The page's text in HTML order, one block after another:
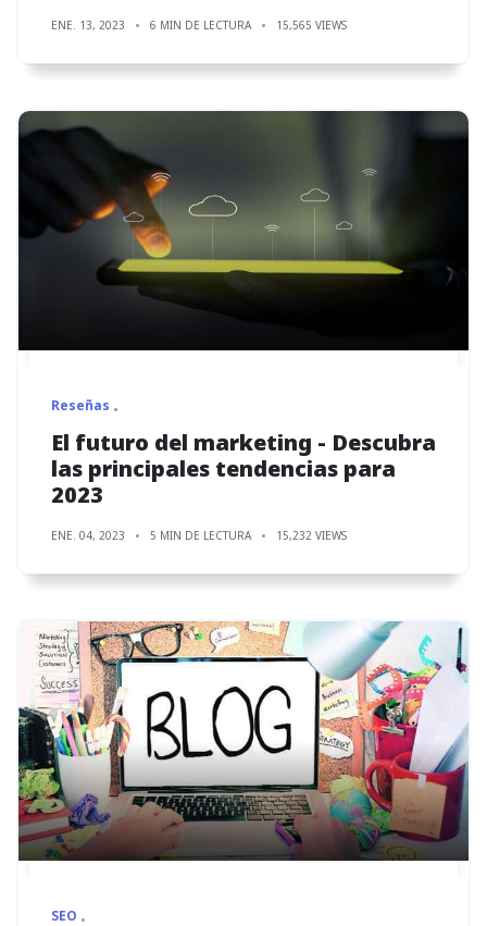
ENE. 13, 2023 6 MIN DE LECTURA 15,565 VIEWS
Reseñas
El futuro del marketing - Descubra
las principales tendencias para
2023
ENE. 04, 2023 5 MIN DE LECTURA 15,232 VIEWS
SEO